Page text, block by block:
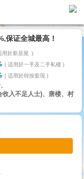
保证全城最高！
用於新居屋
适用於一手及二手私楼
适用於转按套现
入不足人士)、唐楼、村